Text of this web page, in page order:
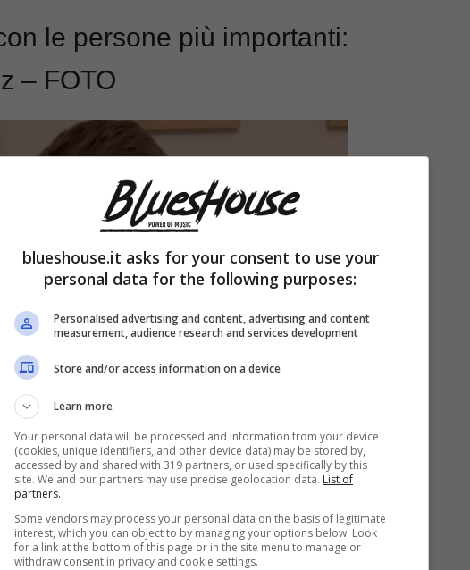
le persone più importanti:
– FOTO
blueshouse.it asks for your consent to use your
personal data for the following purposes:
Personalised advertising and content, advertising and content
measurement, audience research and services development
Store and/or access information on a device
Learn more
Your personal data will be processed and information from your device
(cookies, unique identifiers, and other device data) may be stored by,
accessed by and shared with 319 partners, or used specifically by this
site. We and our partners may use precise geolocation data. List of
partners.
Some vendors may process your personal data on the basis of legitimate
interest, which you can object to by managing your options below. Look
for a link at the bottom of this page or in the site menu to manage or
withdraw consent in privacy and cookie settings.